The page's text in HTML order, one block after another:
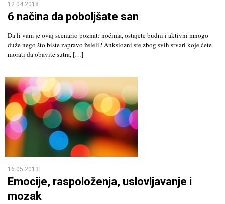
12.04.2018
6 načina da poboljšate san
Da li vam je ovaj scenario poznat: noćima, ostajete budni i aktivni mnogo
duže nego što biste zapravo želeli? Anksiozni ste zbog svih stvari koje ćete
morati da obavite sutra, […]
16.05.2013
Emocije, raspoloženja, uslovljavanje i
mozak